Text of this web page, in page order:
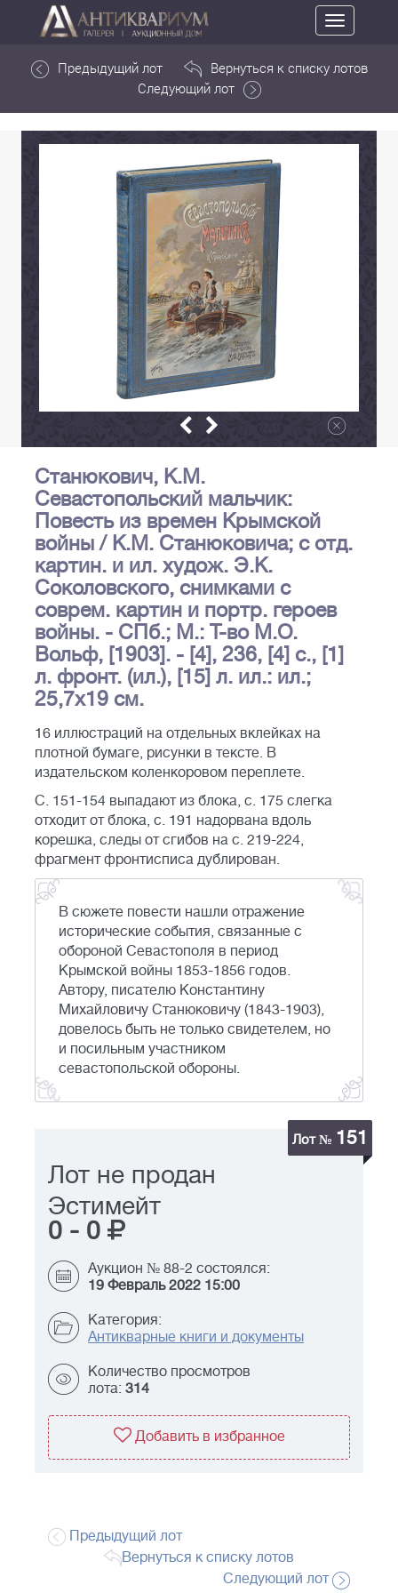
Toggle
navigation
Предыдущий лот
Вернуться к списку лотов
Следующий лот
Станюкович, К.М.
Севастопольский мальчик:
Повесть из времен Крымской
войны / К.М. Станюковича; с отд.
картин. и ил. худож. Э.К.
Соколовского, снимками с
соврем. картин и портр. героев
войны. - СПб.; М.: Т-во М.О.
Вольф, [1903]. - [4], 236, [4] с., [1]
л. фронт. (ил.), [15] л. ил.: ил.;
25,7х19 см.
16 иллюстраций на отдельных вклейках на
плотной бумаге, рисунки в тексте. В
издательском коленкоровом переплете.
С. 151-154 выпадают из блока, с. 175 слегка
отходит от блока, с. 191 надорвана вдоль
корешка, следы от сгибов на с. 219-224,
фрагмент фронтисписа дублирован.
В сюжете повести нашли отражение
исторические события, связанные с
обороной Севастополя в период
Крымской войны 1853-1856 годов.
Автору, писателю Константину
Михайловичу Станюковичу (1843-1903),
довелось быть не только свидетелем, но
и посильным участником
севастопольской обороны.
Лот № 151
Лот не продан
Эстимейт
0 - 0
Аукцион № 88-2 состоялся:
19 Февраль 2022 15:00
Категория:
Антикварные книги и документы
Количество просмотров
лота: 314
Добавить в избранное
Предыдущий лот
Вернуться к списку лотов
Следующий лот